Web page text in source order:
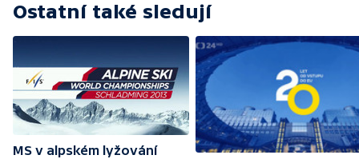
Ostatní také sledují
MS v alpském lyžování